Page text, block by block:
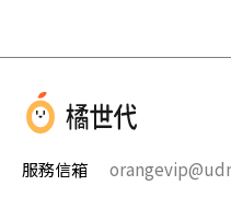
服務信箱